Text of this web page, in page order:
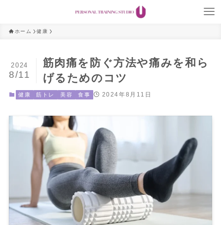
ホーム 健康
筋肉痛を防ぐ方法や痛みを和ら
げるためのコツ
2024
8/11
健康 筋トレ 美容 食事 2024年8月11日